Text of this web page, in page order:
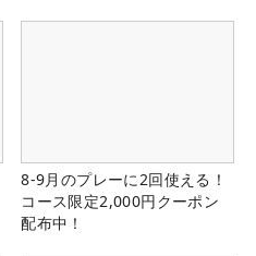
8-9月のプレーに2回使える！
コース限定2,000円クーポン
配布中！